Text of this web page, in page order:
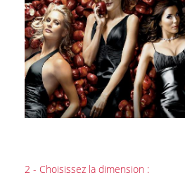
2 - Choisissez la dimension :